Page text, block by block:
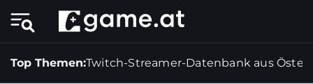
Top Themen:Twitch-Streamer-Datenbank aus